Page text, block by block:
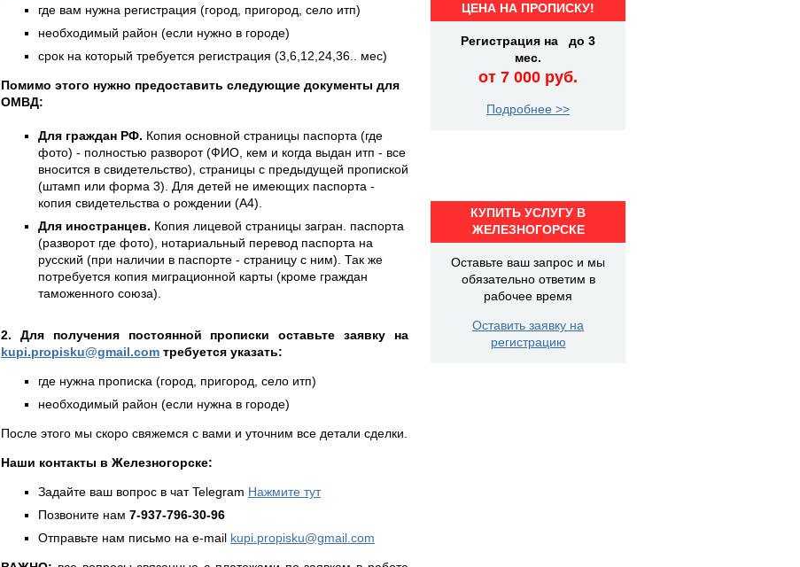
где вам нужна регистрация (город, пригород, село итп)
необходимый район (если нужно в городе)
срок на который требуется регистрация (3,6,12,24,36.. мес)
Помимо этого нужно предоставить следующие документы для
ОМВД:
Для граждан РФ. Копия основной страницы паспорта (где
фото) - полностью разворот (ФИО, кем и когда выдан итп - все
вносится в свидетельство), страницы с предыдущей пропиской
(штамп или форма 3). Для детей не имеющих паспорта -
копия свидетельства о рождении (А4).
Для иностранцев. Копия лицевой страницы загран. паспорта
(разворот где фото), нотариальный перевод паспорта на
русский (при наличии в паспорте - страницу с ним). Так же
потребуется копия миграционной карты (кроме граждан
таможенного союза).
2. Для получения постоянной прописки оставьте заявку на
kupi.propisku@gmail.com требуется указать:
где нужна прописка (город, пригород, село итп)
необходимый район (если нужна в городе)
После этого мы скоро свяжемся с вами и уточним все детали сделки.
Наши контакты в Железногорске:
Задайте ваш вопрос в чат Telegram Нажмите тут
Позвоните нам 7-937-796-30-96
Отправьте нам письмо на e-mail kupi.propisku@gmail.com
ЦЕНА НА ПРОПИСКУ!
Регистрация на до 3
мес.
от 7 000 руб.
Подробнее >>
КУПИТЬ УСЛУГУ В
ЖЕЛЕЗНОГОРСКЕ
Оставьте ваш запрос и мы
обязательно ответим в
рабочее время
Оставить заявку на
регистрацию